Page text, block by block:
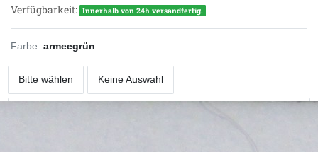
Verfügbarkeit: Innerhalb von 24h versandfertig.
Farbe: armeegrün
Bitte wählen Keine Auswahl